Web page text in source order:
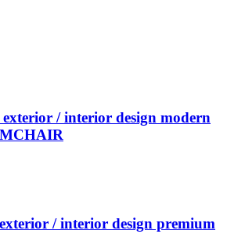
/ interior design modern
/ interior design premium